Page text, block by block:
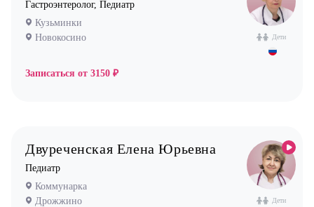
Стоматолог ортодонт
Стоматолог хирург
Уролог
Физиотерапевт
Фониатр
Дети
Гастроэнтеролог, Педиатр
Кузьминки
Новокосино
Записаться от 3150 ₽
Дети
Двуреченская Елена Юрьевна
Педиатр
Коммунарка
Дрожжино